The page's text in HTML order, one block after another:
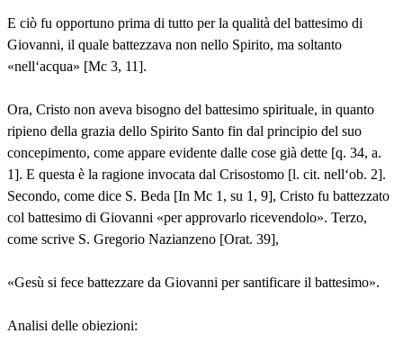
E ciò fu opportuno prima di tutto per la qualità del battesimo di
Giovanni, il quale battezzava non nello Spirito, ma soltanto
«nell‘acqua» [Mc 3, 11].
Ora, Cristo non aveva bisogno del battesimo spirituale, in quanto
ripieno della grazia dello Spirito Santo fin dal principio del suo
concepimento, come appare evidente dalle cose già dette [q. 34, a.
1]. E questa è la ragione invocata dal Crisostomo [l. cit. nell‘ob. 2].
Secondo, come dice S. Beda [In Mc 1, su 1, 9], Cristo fu battezzato
col battesimo di Giovanni «per approvarlo ricevendolo». Terzo,
come scrive S. Gregorio Nazianzeno [Orat. 39],
«Gesù si fece battezzare da Giovanni per santificare il battesimo».
Analisi delle obiezioni: